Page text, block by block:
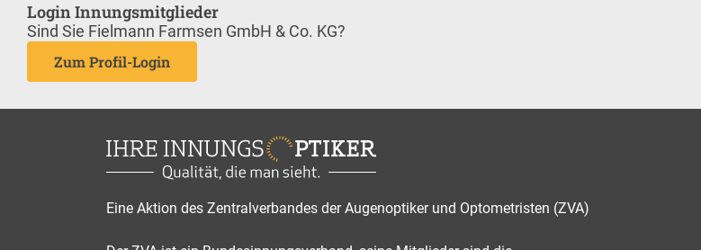
Login Innungsmitglieder
Sind Sie Fielmann Farmsen GmbH & Co. KG?
Zum Profil-Login
Eine Aktion des Zentralverbandes der Augenoptiker und Optometristen (ZVA)